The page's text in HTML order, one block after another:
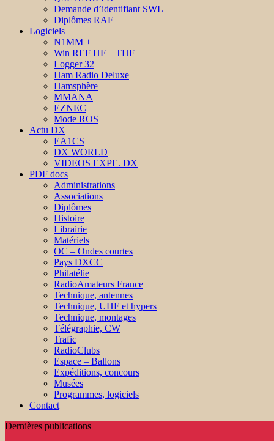
Demande d’identifiant SWL
Diplômes RAF
Logiciels
N1MM +
Win REF HF – THF
Logger 32
Ham Radio Deluxe
Hamsphère
MMANA
EZNEC
Mode ROS
Actu DX
EA1CS
DX WORLD
VIDEOS EXPE. DX
PDF docs
Administrations
Associations
Diplômes
Histoire
Librairie
Matériels
OC – Ondes courtes
Pays DXCC
Philatélie
RadioAmateurs France
Technique, antennes
Technique, UHF et hypers
Technique, montages
Télégraphie, CW
Trafic
RadioClubs
Espace – Ballons
Expéditions, concours
Musées
Programmes, logiciels
Contact
Dernières publications